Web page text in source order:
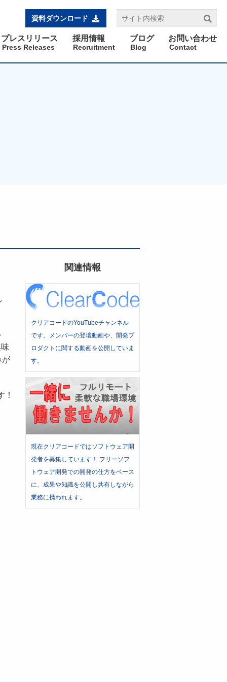
資料ダウンロード
プレスリリース
Press Releases
採用情報
Recruitment
ブログ
Blog
お問い合わせ
Contact
が
！
関連情報
クリアコードのYouTubeチャンネル
です。メンバーの登壇動画や、開発プ
ロダクトに関する動画を公開していま
す。
現在クリアコードではソフトウェア開
発者を募集しています！ フリーソフ
トウェア開発での開発の仕方をベース
に、成果や知識を公開し共有しながら
業務に携われます。